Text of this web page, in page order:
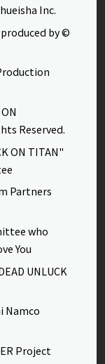
Inc.
by ©
Reserved.
ON TITAN"
Partners
who
You
UNLUCK
Namco
Project